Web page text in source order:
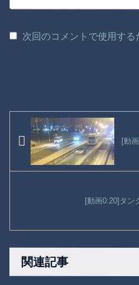
次回のコメントで使用す
[動
[動画0:20]タン
関連記事